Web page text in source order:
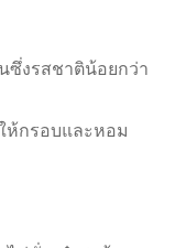
ซึ่งรสชาติน้อยกว่า
ห้กรอบและหอม